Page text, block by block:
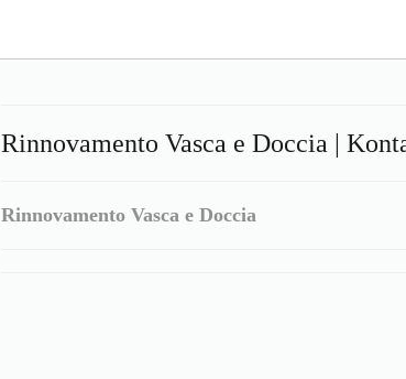
Rinnovamento Vasca e Doccia |
Rinnovamento Vasca e Doccia